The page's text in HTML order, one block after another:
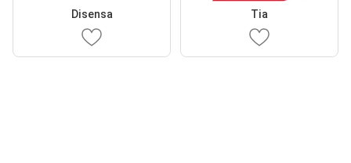
Disensa Tia